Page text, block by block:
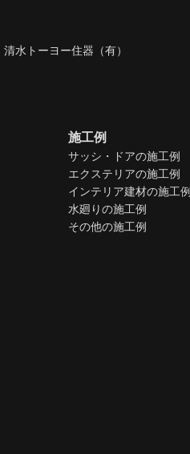
水トーヨー住器（有）
施工例
サッシ・ドアの施工例
エクステリアの施工例
インテリア建材の施工例
水廻りの施工例
その他の施工例